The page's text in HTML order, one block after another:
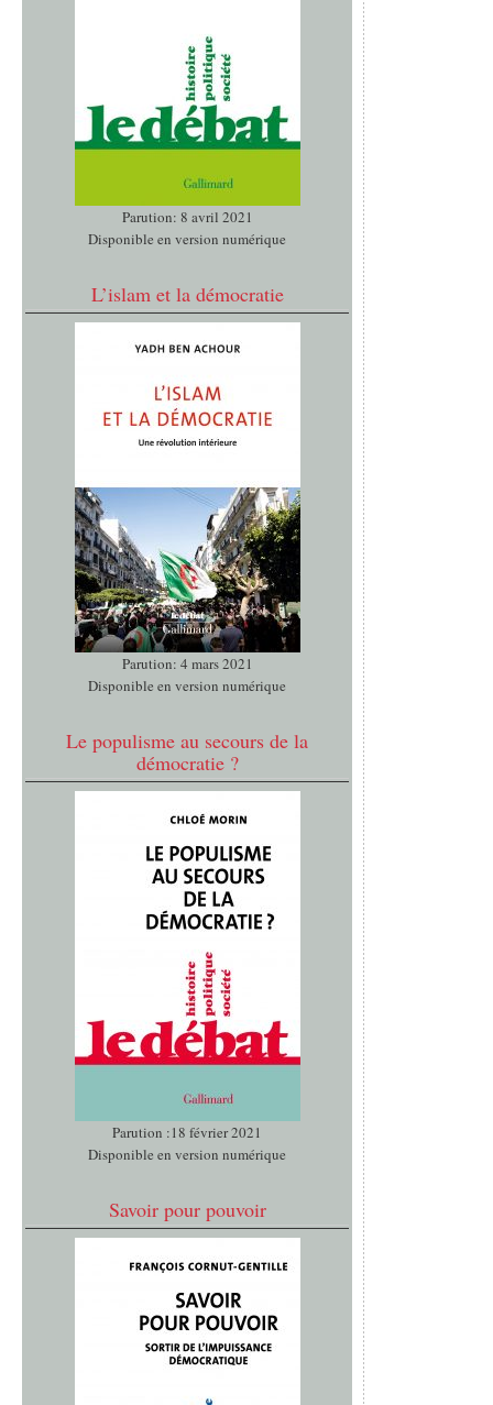
Parution: 8 avril 2021
Disponible en version numérique
L’islam et la démocratie
Parution: 4 mars 2021
Disponible en version numérique
Le populisme au secours de la
démocratie ?
Parution :18 février 2021
Disponible en version numérique
Savoir pour pouvoir